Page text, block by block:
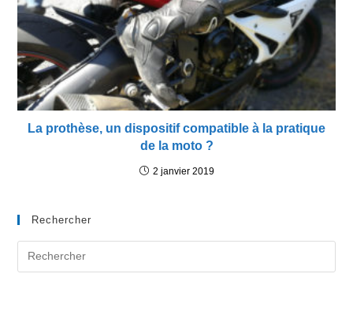
La prothèse, un dispositif compatible à la pratique
de la moto ?
2 janvier 2019
Rechercher